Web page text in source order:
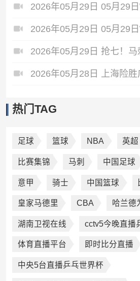
热门TAG
足球 篮球 NBA 英超
比赛集锦 马刺 中国足球
意甲 骑士 中国篮球
皇家马德里 CBA 哈兰德
湖南卫视在线 cctv5今晚直播
体育直播平台 即时比分直播
中央5台直播乒乓世界杯